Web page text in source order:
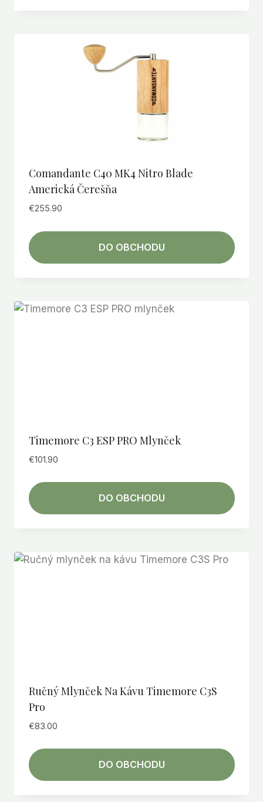
Comandante C40 MK4 Nitro Blade
Americká Čerešňa
€255.90
DO OBCHODU
Timemore C3 ESP PRO Mlynček
€101.90
DO OBCHODU
Ručný Mlynček Na Kávu Timemore C3S
Pro
€83.00
DO OBCHODU